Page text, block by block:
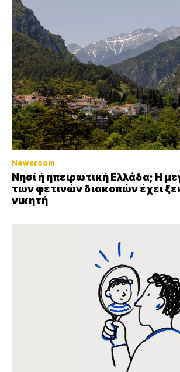
Newsroom
Νησί ή ηπειρωτική Ελλάδα; Η
των φετινών διακοπών έχει
νικητή